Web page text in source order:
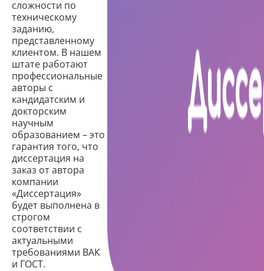
сложности по
техническому
заданию,
представленному
клиентом. В нашем
штате работают
профессиональные
авторы с
кандидатским и
докторским
научным
образованием – это
гарантия того, что
диссертация на
заказ от автора
компании
«Диссертация»
будет выполнена в
строгом
соответствии с
актуальными
требованиями ВАК
и ГОСТ.